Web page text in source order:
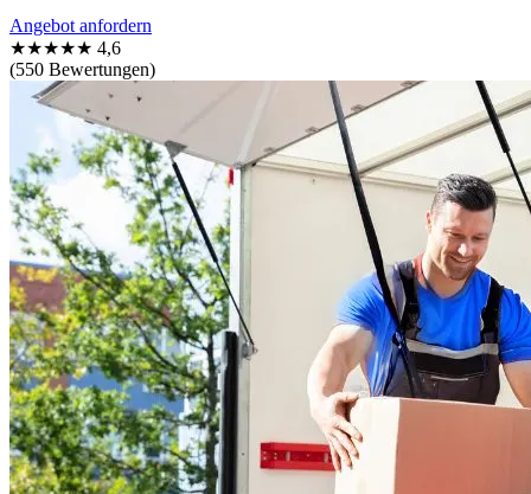
Angebot anfordern
★★★★★ 4,6
(550 Bewertungen)